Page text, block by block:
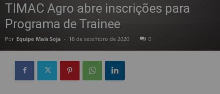
TIMAC Agro abre inscrições para
Programa de Trainee
Por Equipe Mais Soja - 18 de setembro de 2020 0